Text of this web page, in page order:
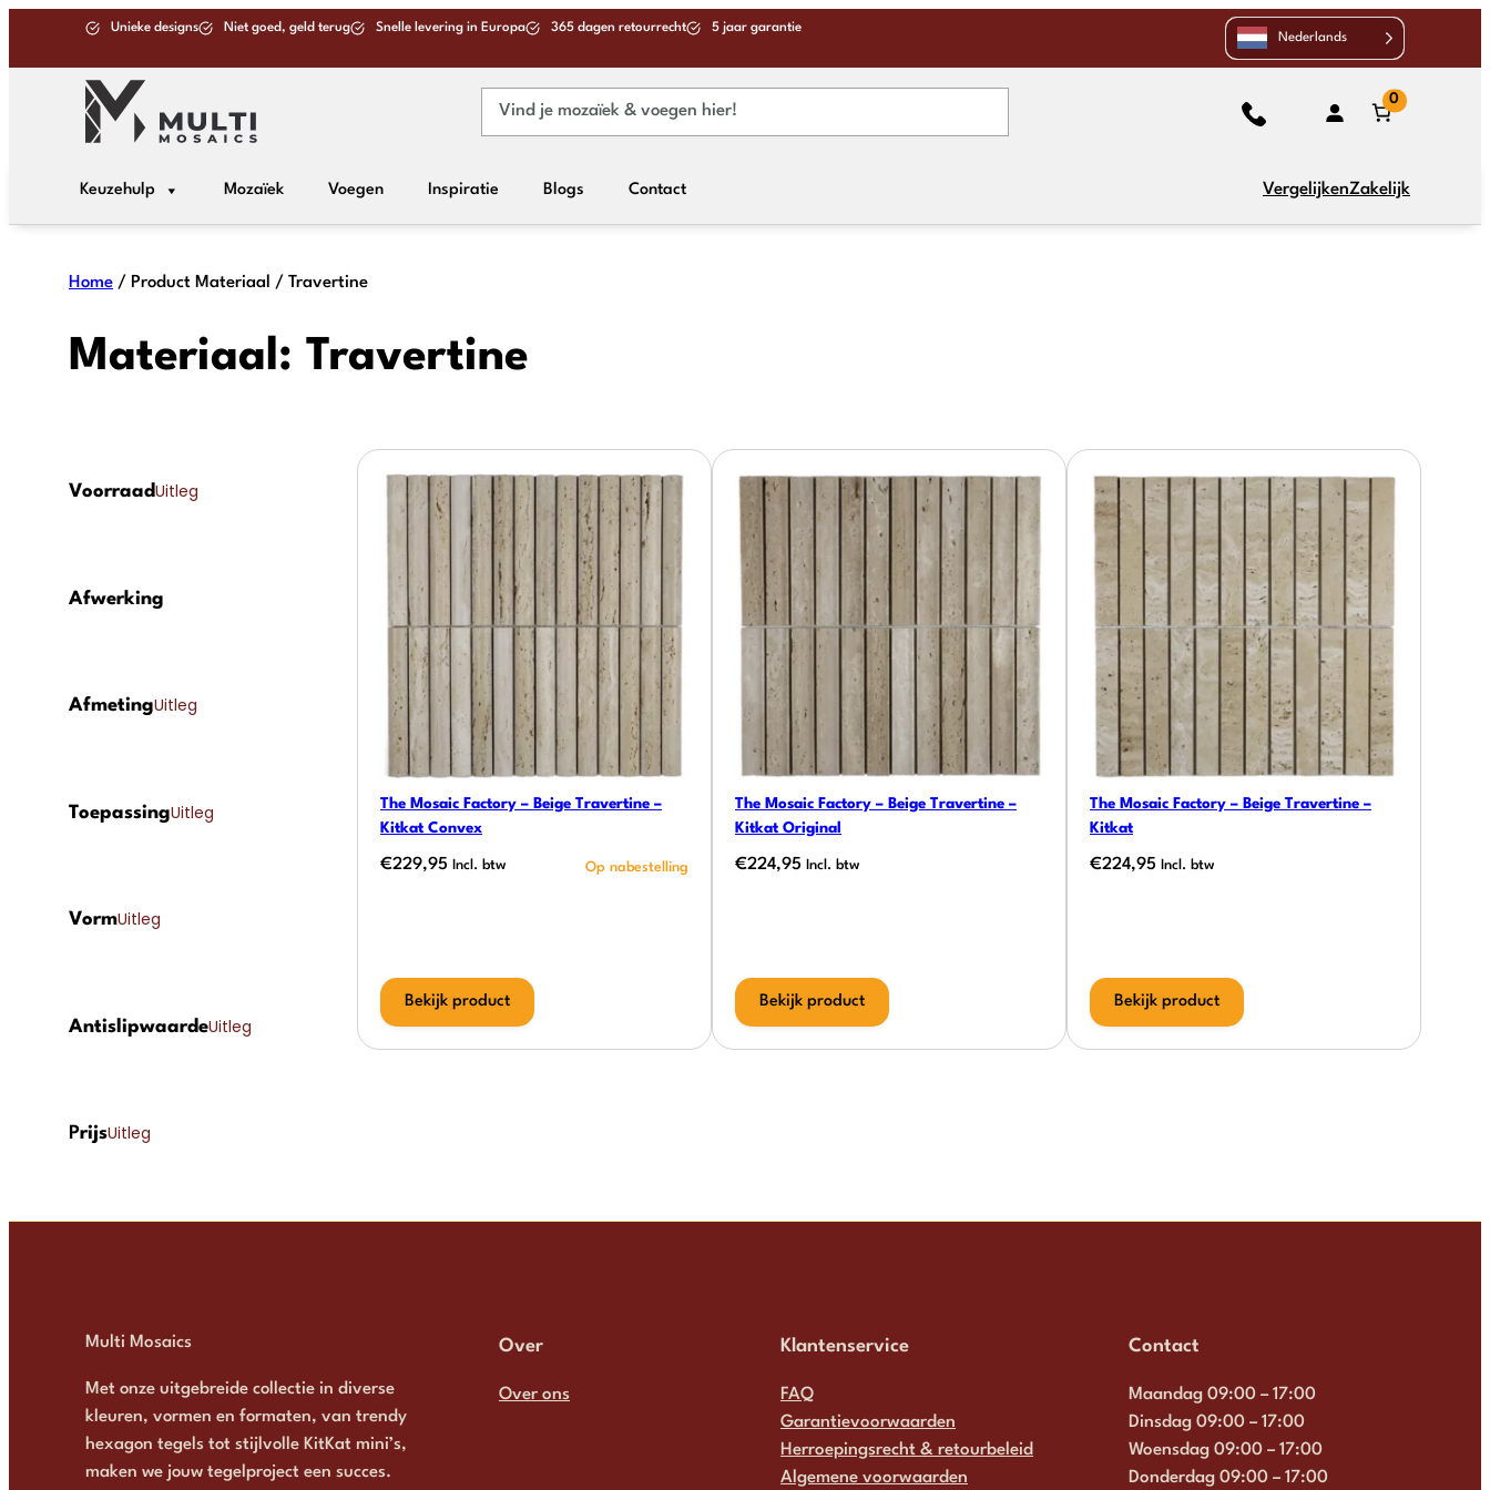
Unieke designs Niet goed, geld terug Snelle levering in Europa 365 dagen retourrecht 5 jaar garantie
Nederlands
0
Keuzehulp Mozaïek Voegen Inspiratie Blogs Contact VergelijkenZakelijk
Home / Product Materiaal / Travertine
Materiaal: Travertine
VoorraadUitleg
Afwerking
AfmetingUitleg
ToepassingUitleg
VormUitleg
AntislipwaardeUitleg
PrijsUitleg
The Mosaic Factory – Beige Travertine –
Kitkat Convex
€229,95 Incl. btw
Bekijk product
The Mosaic Factory – Beige Travertine –
Kitkat Original
€224,95 Incl. btw
Bekijk product
The Mosaic Factory – Beige Travertine –
Kitkat
€224,95 Incl. btw
Bekijk product
Multi Mosaics
Met onze uitgebreide collectie in diverse
kleuren, vormen en formaten, van trendy
hexagon tegels tot stijlvolle KitKat mini’s,
maken we jouw tegelproject een succes.
Over
Over ons
Klantenservice
FAQ
Garantievoorwaarden
Herroepingsrecht & retourbeleid
Algemene voorwaarden
Contact
Maandag 09:00 – 17:00
Dinsdag 09:00 – 17:00
Woensdag 09:00 – 17:00
Donderdag 09:00 – 17:00